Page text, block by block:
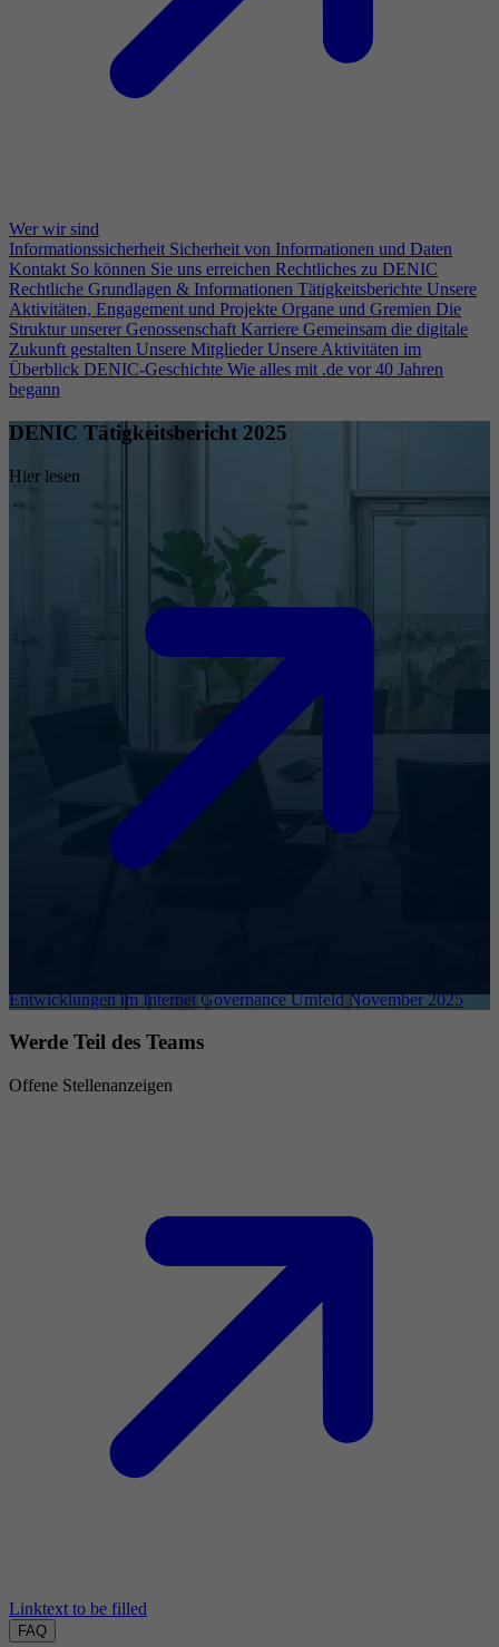
Wer wir sind
Informationssicherheit Sicherheit von Informationen und Daten
Kontakt So können Sie uns erreichen Rechtliches zu DENIC
Rechtliche Grundlagen & Informationen Tätigkeitsberichte Unsere
Aktivitäten, Engagement und Projekte Organe und Gremien Die
Struktur unserer Genossenschaft Karriere Gemeinsam die digitale
Zukunft gestalten Unsere Mitglieder Unsere Aktivitäten im
Überblick DENIC-Geschichte Wie alles mit .de vor 40 Jahren
begann
DENIC Tätigkeitsbericht 2025
Hier lesen
Entwicklungen im Internet Governance Umfeld November 2025
Werde Teil des Teams
Offene Stellenanzeigen
Linktext to be filled
FAQ